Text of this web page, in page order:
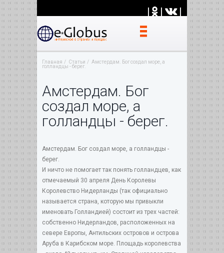
| | |
Главная Статьи
Амстердам. Бог создал море, а
голландцы - берег.
Амстердам. Бог
создал море, а
голландцы - берег.
Амстердам. Бог создал море, а голландцы -
берег.
И ничто не помогает так понять голландцев, как
отмечаемый 30 апреля День Королевы
Королевство Нидерланды (так официально
называется страна, которую мы привыкли
именовать Голландией) состоит из трех частей:
собственно Нидерландов, расположенных на
севере Европы, Антильских островов и острова
Аруба в Карибском море. Площадь королевства